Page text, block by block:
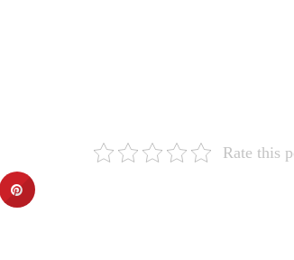
Rate this